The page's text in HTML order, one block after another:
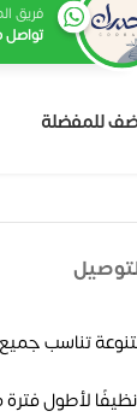
فريق
تواصل
للمفضلة
تناسب
لأطول